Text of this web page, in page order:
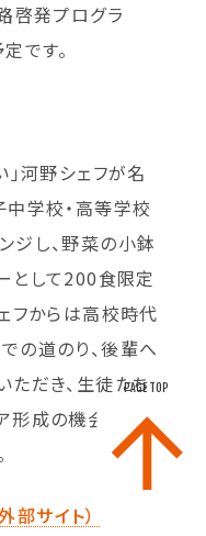
啓発プログラ
です。
」河野シェフが名
学校・高等学校
ジし、野菜の小鉢
として200食限定
フからは高校時代
の道のり、後輩へ
ただき、生徒たち
形成の機会として
部サイト）
PAGE TOP